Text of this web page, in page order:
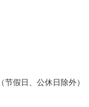
节假日、公休日除外）